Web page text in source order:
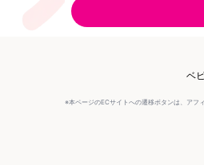
ベ
※本ページのECサイトへの遷移ボタンは、アフ